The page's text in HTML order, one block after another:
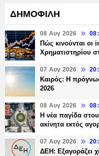
ΔΗΜΟΦΙΛΗ
08 Αυγ 2026
Πώς κινούνται
Χρηματιστηρίου
07 Αυγ 2026
Καιρός: Η
2026
08 Αυγ 2026
Η νέα παγίδα
ακίνητα εκτός
07 Αυγ 2026
ΔΕΗ: Εξαγοράζει